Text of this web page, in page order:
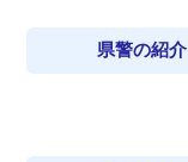
県警の紹介